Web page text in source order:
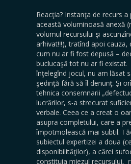
Reacţia? Instanţa de recurs
această voluminoasă anexă
volumul recursului şi
arhivat!!!), tratînd apoi cauza,
cum nu ar fi fost depusă –
buclucaşă tot nu ar fi existat.
înţelegînd jocul, nu am lăsat
şedinţă fără să îl denunţ. Și
tehnica consemnarii
lucrărilor, s-a strecurat
verbale. Ceea ce a creat o
asupra completului, care a
împotmolească mai subtil.
subiectul expertizei a doua
disponibilităţilor), a cărei
constituia miezul recursului,